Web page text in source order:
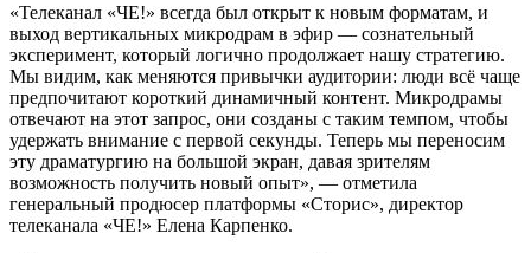
«Телеканал «ЧЕ!» всегда был открыт к новым форматам, и
выход вертикальных микродрам в эфир — сознательный
эксперимент, который логично продолжает нашу стратегию.
Мы видим, как меняются привычки аудитории: люди всё чаще
предпочитают короткий динамичный контент. Микродрамы
отвечают на этот запрос, они созданы с таким темпом, чтобы
удержать внимание с первой секунды. Теперь мы переносим
эту драматургию на большой экран, давая зрителям
возможность получить новый опыт», — отметила
генеральный продюсер платформы «Сторис», директор
телеканала «ЧЕ!» Елена Карпенко.